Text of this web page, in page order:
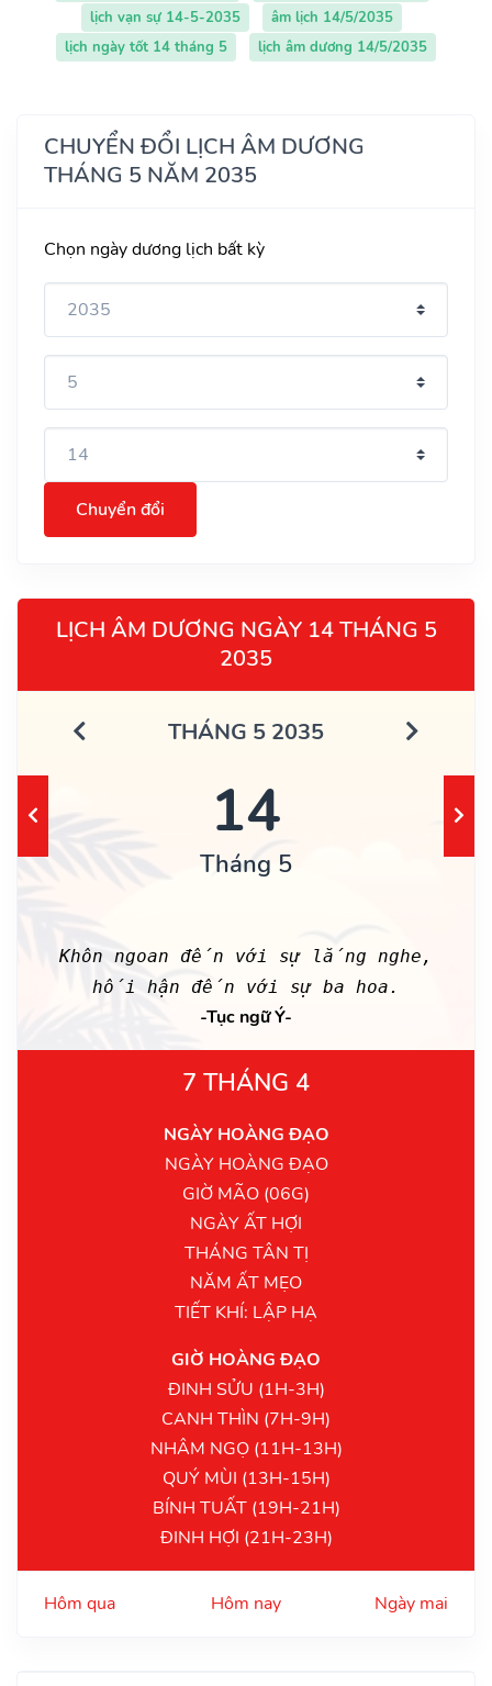
lịch vạn sự 14-5-2035
âm lịch 14/5/2035
lịch ngày tốt 14 tháng 5
lịch âm dương 14/5/2035
CHUYỂN ĐỔI LỊCH ÂM DƯƠNG
THÁNG 5 NĂM 2035
Chọn ngày dương lịch bất kỳ
Chuyển đổi
LỊCH ÂM DƯƠNG NGÀY 14 THÁNG 5
2035
THÁNG 5 2035
14
Tháng 5
Khôn ngoan đến với sự lắng nghe,
hối hận đến với sự ba hoa.
-Tục ngữ Ý-
7 THÁNG 4
NGÀY HOÀNG ĐẠO
NGÀY HOÀNG ĐẠO
GIỜ MÃO (06G)
NGÀY ẤT HỢI
THÁNG TÂN TỊ
NĂM ẤT MẸO
TIẾT KHÍ: LẬP HẠ
GIỜ HOÀNG ĐẠO
ĐINH SỬU (1H-3H)
CANH THÌN (7H-9H)
NHÂM NGỌ (11H-13H)
QUÝ MÙI (13H-15H)
BÍNH TUẤT (19H-21H)
ĐINH HỢI (21H-23H)
Hôm qua Hôm nay Ngày mai